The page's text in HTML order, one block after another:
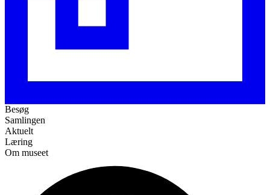
Besøg
Samlingen
Aktuelt
Læring
Om museet